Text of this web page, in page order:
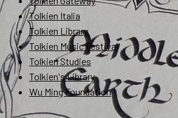
Tolkien Italia
Tolkien Library
Tolkien Music Festival
Tolkien Studies
Tolkien's Library
Wu Ming Foundation